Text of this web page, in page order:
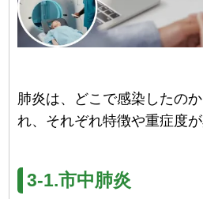
肺炎は、どこで感染したの
れ、それぞれ特徴や重症度が
3-1.市中肺炎